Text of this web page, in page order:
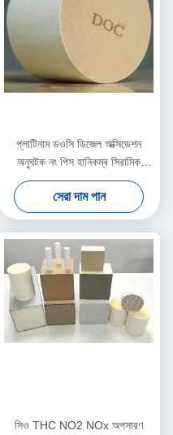
প্লাটিনাম ডওসি ডিজেল অক্সিডেশন
অনুঘটক নং পিস হানিকম্ব সিরামিক
মনোলিথ অনুঘটক সাবস্ট্রেট
সেরা দাম পান
সিও THC NO2 NOx অপসারণ